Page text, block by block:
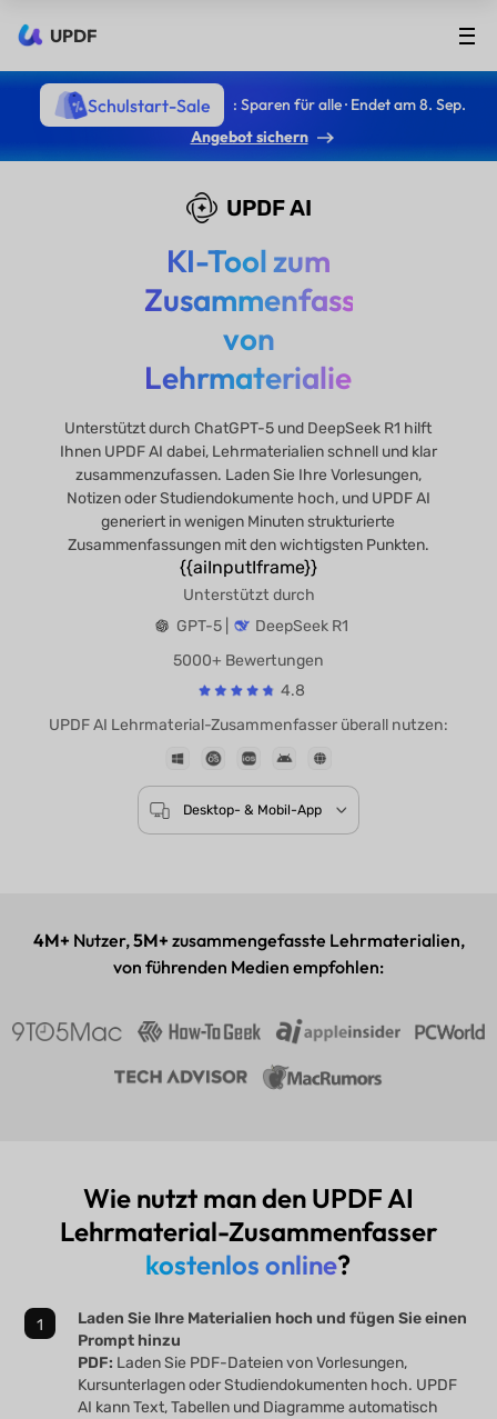
UPDF
Schulstart-Sale
: Sparen für alle · Endet am 8. Sep.
Angebot sichern
UPDF AI
KI-Tool zum
Zusammenfassen
von
Lehrmaterialien
Unterstützt durch ChatGPT-5 und DeepSeek R1 hilft
Ihnen UPDF AI dabei, Lehrmaterialien schnell und klar
zusammenzufassen. Laden Sie Ihre Vorlesungen,
Notizen oder Studiendokumente hoch, und UPDF AI
generiert in wenigen Minuten strukturierte
Zusammenfassungen mit den wichtigsten Punkten.
{{aiInputIframe}}
Unterstützt durch
5000+ Bewertungen
4.8
UPDF AI Lehrmaterial-Zusammenfasser überall
4M+ Nutzer,5M+ zusammengefasste Lehrmaterialien,
von führenden Medien empfohlen:
Wie nutzt man den UPDF AI
Lehrmaterial-Zusammenfasser
kostenlos online?
Laden Sie Ihre Materialien hoch und fügen Sie einen
Prompt hinzu
PDF: Laden Sie PDF-Dateien von Vorlesungen,
Kursunterlagen oder Studiendokumenten hoch. UPDF
AI kann Text, Tabellen und Diagramme automatisch